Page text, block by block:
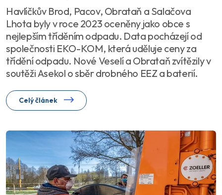
Havlíčkův Brod, Pacov, Obrataň a Salačova
Lhota byly v roce 2023 oceněny jako obce s
nejlepším tříděním odpadu. Data pocházejí od
společnosti EKO-KOM, která uděluje ceny za
třídění odpadu. Nové Veselí a Obrataň zvítězily v
soutěži Asekol o sběr drobného EEZ a baterií.
Celý článek